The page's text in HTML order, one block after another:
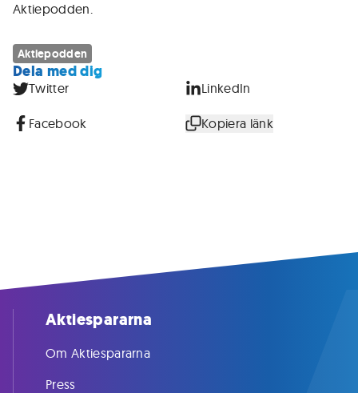
Aktiepodden.
Aktiepodden
Dela med dig
Twitter LinkedIn
Facebook Kopiera länk
Aktiespararna
Om Aktiespararna
Press